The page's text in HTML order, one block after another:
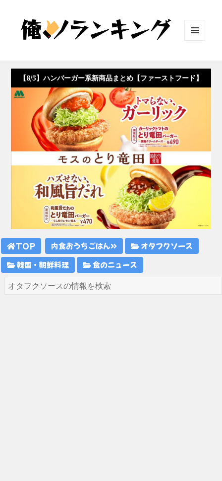
ット
【8/5】ハンバーガー系新商品まとめ【ファーストフード】
TOP 内食おうちごはん
オタフクソース
韓国・朝鮮料理
食のニュース